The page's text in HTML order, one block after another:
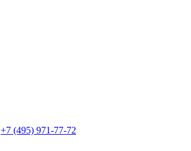
+7 (495) 971-77-72